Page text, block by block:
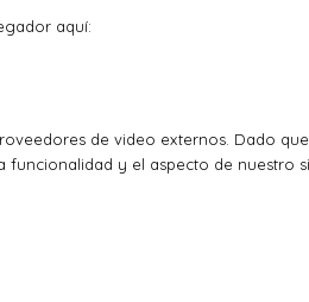
aquí:
de video externos. Dado
y el aspecto de nuestro